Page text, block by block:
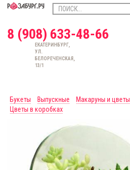
8 (908) 633-48-66
ЕКАТЕРИНБУРГ,
УЛ.
БЕЛОРЕЧЕНСКАЯ,
13/1
Букеты
Выпускные Макаруны и цветы
Цветы в коробках